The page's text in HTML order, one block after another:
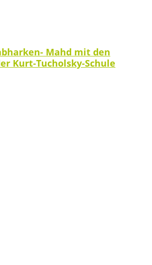
Mahd mit den
Kurt-Tucholsky-Schule